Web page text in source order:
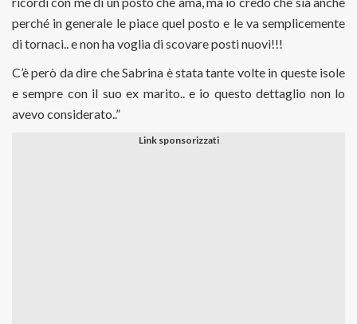
perché in generale le piace quel posto e le va semplicemente
di tornaci.. e non ha voglia di scovare posti nuovi!!!
C’è però da dire che Sabrina è stata tante volte in queste isole
e sempre con il suo ex marito.. e io questo dettaglio non lo
avevo considerato..”